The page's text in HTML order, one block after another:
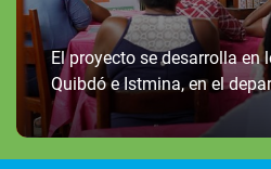
El proyecto se desarrolla en
Quibdó e Istmina, en el